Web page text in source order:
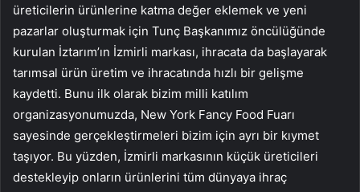
üreticilerin ürünlerine katma değer eklemek ve yeni
pazarlar oluşturmak için Tunç Başkanımız öncülüğünde
kurulan İztarım’ın İzmirli markası, ihracata da başlayarak
tarımsal ürün üretim ve ihracatında hızlı bir gelişme
kaydetti. Bunu ilk olarak bizim milli katılım
organizasyonumuzda, New York Fancy Food Fuarı
sayesinde gerçekleştirmeleri bizim için ayrı bir kıymet
taşıyor. Bu yüzden, İzmirli markasının küçük üreticileri
destekleyip onların ürünlerini tüm dünyaya ihraç